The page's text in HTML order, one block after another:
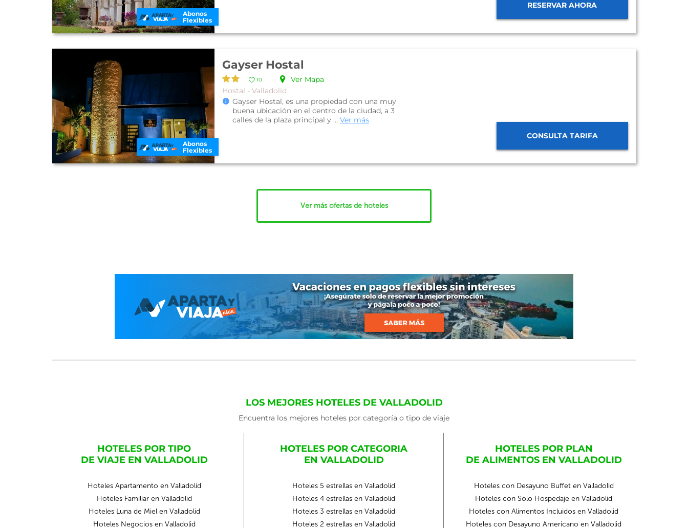
Abonos
Flexibles
RESERVAR AHORA
Abonos
Flexibles
Gayser Hostal
10
Ver Mapa
Hostal - Valladolid
Gayser Hostal, es una propiedad con una muy
buena ubicación en el centro de la ciudad, a 3
calles de la plaza principal y ... Ver más
CONSULTA TARIFA
Ver más ofertas de hoteles
LOS MEJORES HOTELES DE VALLADOLID
Encuentra los mejores hoteles por categoría o tipo de viaje
HOTELES POR TIPO
DE VIAJE EN VALLADOLID
Hoteles Apartamento en Valladolid
Hoteles Familiar en Valladolid
Hoteles Luna de Miel en Valladolid
Hoteles Negocios en Valladolid
HOTELES POR CATEGORIA
EN VALLADOLID
Hoteles 5 estrellas en Valladolid
Hoteles 4 estrellas en Valladolid
Hoteles 3 estrellas en Valladolid
Hoteles 2 estrellas en Valladolid
HOTELES POR PLAN
DE ALIMENTOS EN VALLADOLID
Hoteles con Desayuno Buffet en Valladolid
Hoteles con Solo Hospedaje en Valladolid
Hoteles con Alimentos Incluidos en Valladolid
Hoteles con Desayuno Americano en Valladolid